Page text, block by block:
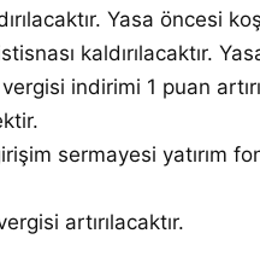
Yasa
kaldırılacaktır.
indirimi 1 puan
sermayesi yatırım
artırılacaktır.